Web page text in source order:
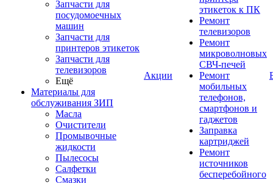
Запчасти для
посудомоечных
машин
Запчасти для
принтеров этикеток
Запчасти для
телевизоров
Ещё
Материалы для
обслуживания ЗИП
Масла
Очистители
Промывочные
жидкости
Пылесосы
Салфетки
Смазки
Акции
этикеток к ПК
Ремонт
телевизоров
Ремонт
микроволновых
СВЧ-печей
Ремонт
мобильных
телефонов,
смартфонов и
гаджетов
Заправка
картриджей
Ремонт
источников
бесперебойного